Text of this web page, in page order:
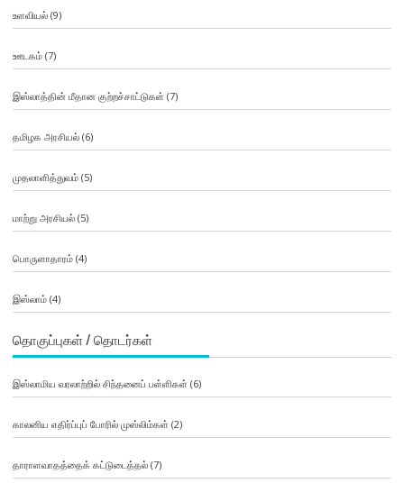
உளவியல்(9)
ஊடகம்(7)
இஸ்லாத்தின் மீதான குற்றச்சாட்டுகள் (7)
தமிழக அரசியல்(6)
முதலாளித்துவம்(5)
மாற்று அரசியல்(5)
பொருளாதாரம்(4)
இஸ்லாம்(4)
தொகுப்புகள் / தொடர்கள்
இஸ்லாமிய வரலாற்றில் சிந்தனைப் பள்ளிகள் (6)
காலனிய எதிர்ப்புப் போரில் முஸ்லிம்கள் (2)
தாராளவாதத்தைக் கட்டுடைத்தல்(7)